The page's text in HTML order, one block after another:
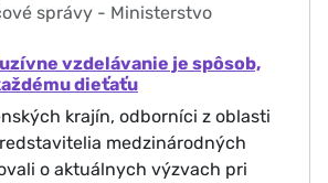
správy - Ministerstvo
vzdelávanie je spôsob,
dieťaťu
krajín, odborníci z oblasti
medzinárodných
o aktuálnych výzvach pri